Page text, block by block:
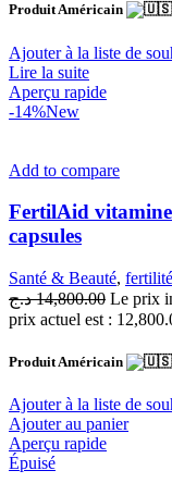
Produit Américain
Ajouter à la liste de
Lire la suite
Aperçu rapide
-14%New
Add to compare
FertilAid
capsules
Santé & Beauté, fertilité
14,800.00 د.ج
Produit Américain
Ajouter à la liste de
Ajouter au panier
Aperçu rapide
Épuisé